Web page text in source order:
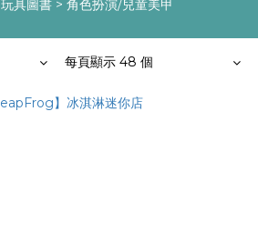
玩具圖書> 角色扮演/兒童美甲
每頁顯示 48 個